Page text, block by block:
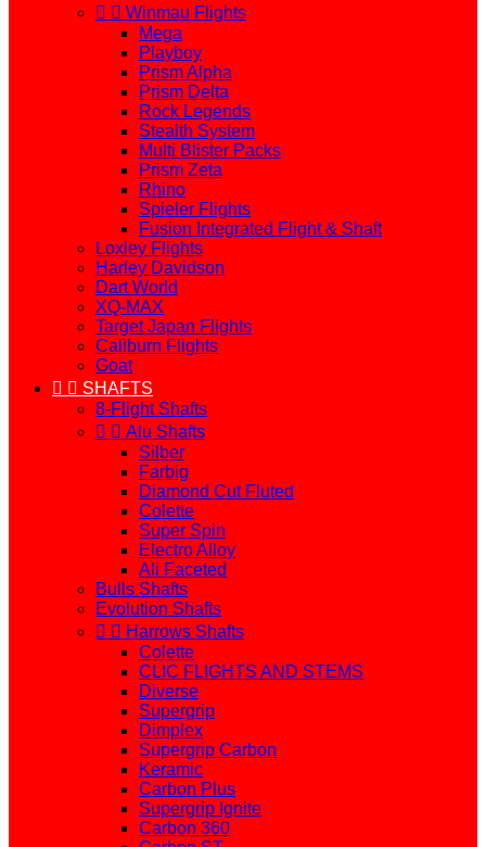
  Winmau Flights
Mega
Playboy
Prism Alpha
Prism Delta
Rock Legends
Stealth System
Multi Blister Packs
Prism Zeta
Rhino
Spieler Flights
Fusion Integrated Flight & Shaft
Loxley Flights
Harley Davidson
Dart World
XQ-MAX
Target Japan Flights
Caliburn Flights
Goat
  SHAFTS
8-Flight Shafts
  Alu Shafts
Silber
Farbig
Diamond Cut Fluted
Colette
Super Spin
Electro Alloy
Ali Faceted
Bulls Shafts
Evolution Shafts
  Harrows Shafts
Colette
CLIC FLIGHTS AND STEMS
Diverse
Supergrip
Dimplex
Supergrip Carbon
Keramic
Carbon Plus
Supergrip Ignite
Carbon 360